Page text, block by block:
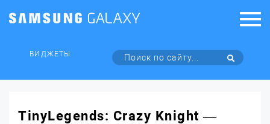
ВИДЖЕТЫ
TinyLegends: Crazy Knight —